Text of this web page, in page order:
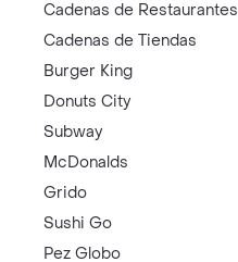
Cadenas de Restaurantes
Cadenas de Tiendas
Burger King
Donuts City
Subway
McDonalds
Grido
Sushi Go
Pez Globo